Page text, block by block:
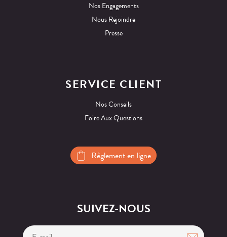
Nos Engagements
Nous Rejoindre
Presse
SERVICE CLIENT
Nos Conseils
Foire Aux Questions
Règlement en ligne
SUIVEZ-NOUS